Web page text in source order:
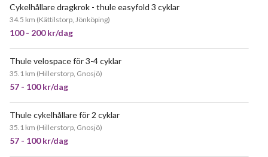
Cykelhållare dragkrok - thule easyfold 3 cyklar
34.5 km (Kättilstorp, Jönköping)
100 - 200 kr/dag
Thule velospace för 3-4 cyklar
35.1 km (Hillerstorp, Gnosjö)
57 - 100 kr/dag
Thule cykelhållare för 2 cyklar
35.1 km (Hillerstorp, Gnosjö)
57 - 100 kr/dag